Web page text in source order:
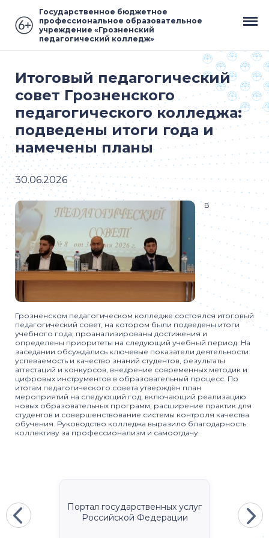
Государственное бюджетное
профессиональное образовательное
учреждение «Грозненский
педагогический колледж»
Итоговый педагогический
совет Грозненского
педагогического колледжа:
подведены итоги года и
намечены планы
30.06.2026
В
Грозненском педагогическом колледже состоялся итоговый
педагогический совет, на котором были подведены итоги
учебного года, проанализированы достижения и
определены приоритеты на следующий учебный период. На
заседании обсуждались ключевые показатели деятельности:
успеваемость и качество знаний студентов, результаты
аттестаций и конкурсов, внедрение современных методик и
цифровых инструментов в образовательный процесс. По
итогам педагогического совета утверждён план
мероприятий на следующий год, включающий реализацию
новых образовательных программ, расширение практик для
студентов и совершенствование системы контроля качества
обучения. Руководство колледжа выразило благодарность
коллективу за профессионализм и самоотдачу.
Портал государственных услуг
Российской Федерации